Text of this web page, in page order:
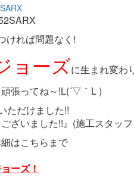
ければ問題なく!
ョーズに生まれ変わ
張ってね～!L(´▽｀L )
ただけました!!
ざいました!!』(施工スタッ
はこちらまで
ーズ！